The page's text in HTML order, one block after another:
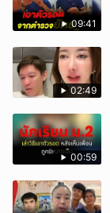
09:41
02:49
00:59